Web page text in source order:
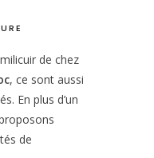
de chez
, ce sont aussi
En plus d’un
de